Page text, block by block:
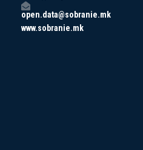
open.data@sobranie.mk
www.sobranie.mk